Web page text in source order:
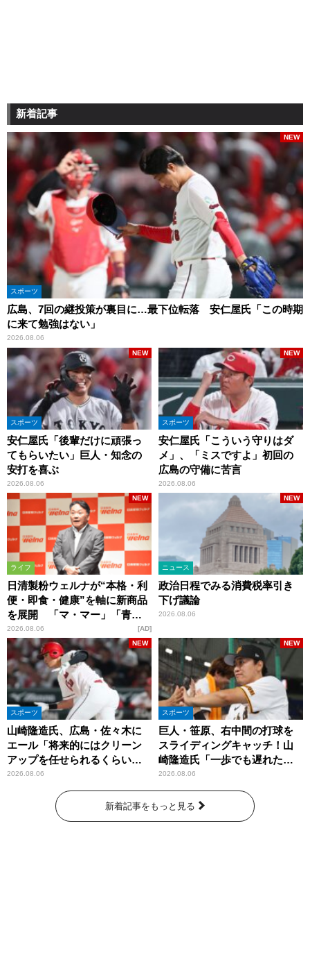
新着記事
スポーツ
広島、7回の継投策が裏目に…最下位転落 安仁屋氏「この時期
に来て勉強はない」
2026.08.06
NEW
スポーツ
安仁屋氏「後輩だけに頑張っ
てもらいたい」巨人・知念の
安打を喜ぶ
2026.08.06
NEW
スポーツ
安仁屋氏「こういう守りはダ
メ」、「ミスですよ」初回の
広島の守備に苦言
2026.08.06
NEW
ライフ
日清製粉ウェルナが“本格・利
便・即食・健康”を軸に新商品
を展開 「マ・マー」「青の
洞窟」ブランドを強化
2026.08.06
NEW
AD
ニュース
政治日程でみる消費税率引き
下げ議論
2026.08.06
NEW
スポーツ
山崎隆造氏、広島・佐々木に
エール「将来的にはクリーン
アップを任せられるくらいま
では成長して」
2026.08.06
NEW
スポーツ
巨人・笹原、右中間の打球を
スライディングキャッチ！山
崎隆造氏「一歩でも遅れた
ら…」
2026.08.06
NEW
新着記事をもっと見る